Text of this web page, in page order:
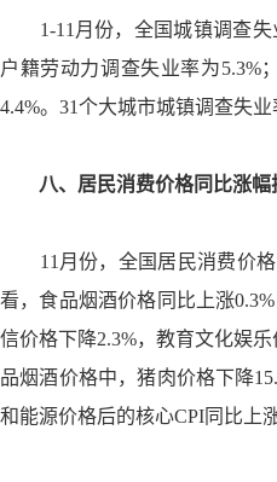
1-11 月份，全国城镇调查
户籍劳动力调查失业率为5.3%
4.4%。 31个大城市城镇调查失业
八、居民消费价格同比涨幅
11 月份，全国居民消费价
看，食品烟酒价格同比上涨0.3%
信价格下降2.3%，教育文化娱
品烟酒价格中，猪肉价格下降
和能源价格后的核心CPI同比上